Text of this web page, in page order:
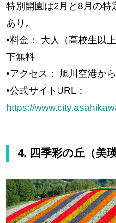
特別開園は2月と8月の特
あり。
•料金： 大人（高校生以
下無料
•アクセス： 旭川空港か
•公式サイトURL：
https://
4. 四季彩の丘（美瑛